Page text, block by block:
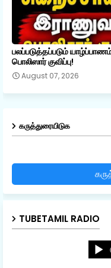
பலப்படுத்தப்படும்
பொலிஸார் குவிப்பு!
August 07, 2026
கருத்துரையிடுக
TUBETAMIL RADIO